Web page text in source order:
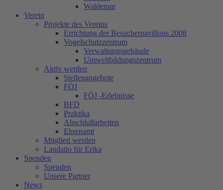
Waldemar
Verein
Projekte des Vereins
Errichtung der Besucherpavillons 2008
Vogelschutzzentrum
Verwaltungsgebäude
Umweltbildungszentrum
Aktiv werden
Stellenangebote
FÖJ
FÖJ -Erlebnisse
BFD
Praktika
Abschlußarbeiten
Ehrenamt
Mitglied werden
Laudatio für Erika
Spenden
Spenden
Unsere Partner
News